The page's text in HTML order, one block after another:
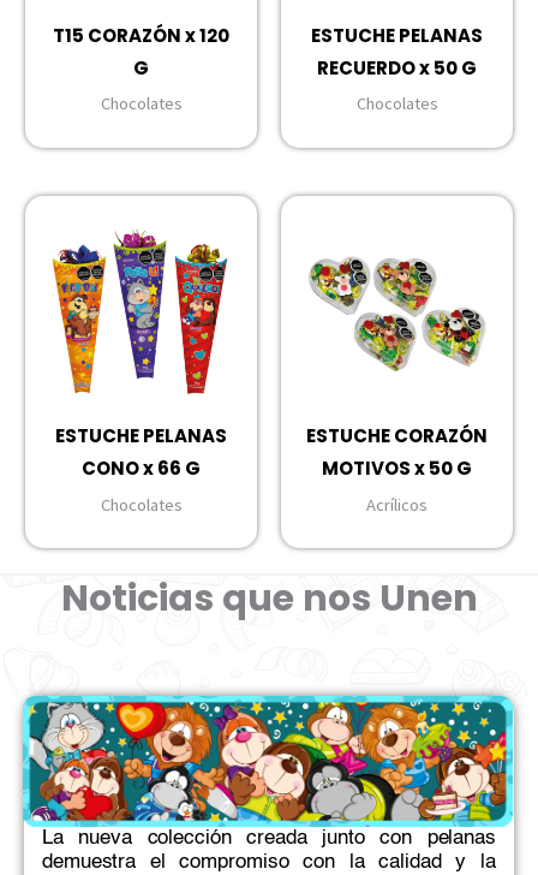
T15 CORAZÓN x 120
G
Chocolates
ESTUCHE PELANAS
RECUERDO x 50 G
Chocolates
ESTUCHE PELANAS
CONO x 66 G
Chocolates
ESTUCHE CORAZÓN
MOTIVOS x 50 G
Acrílicos
Noticias que nos Unen
La nueva colección creada junto con pelanas
demuestra el compromiso con la calidad y la